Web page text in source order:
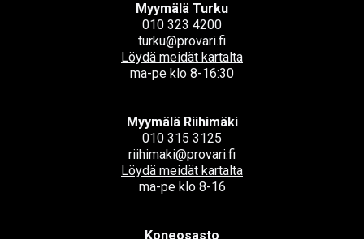
Myymälä Turku
010 323 4200
turku@provari.fi
Löydä meidät kartalta
ma-pe klo 8-16:30
Myymälä Riihimäki
010 315 3125
riihimaki@provari.fi
Löydä meidät kartalta
ma-pe klo 8-16
Koneosasto